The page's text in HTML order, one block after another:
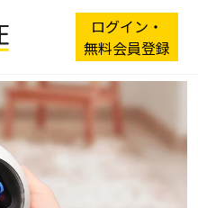
ログイン・
無料会員登録